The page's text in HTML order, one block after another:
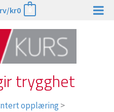
kr0
trygghet
opplæring>